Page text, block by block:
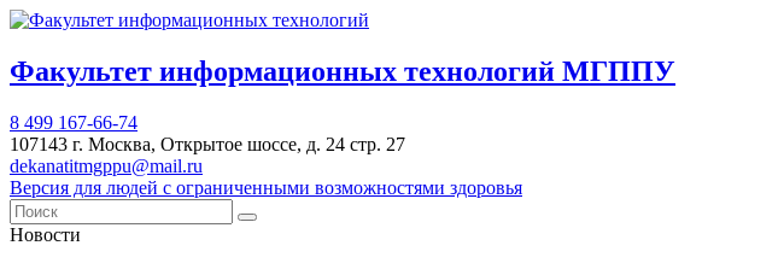
Факультет информационных технологий МГППУ
8 499 167-66-74
107143 г. Москва, Открытое шоссе, д. 24 стр. 27
dekanatitmgppu@mail.ru
Версия для людей с ограниченными возможностями здоровья
Новости